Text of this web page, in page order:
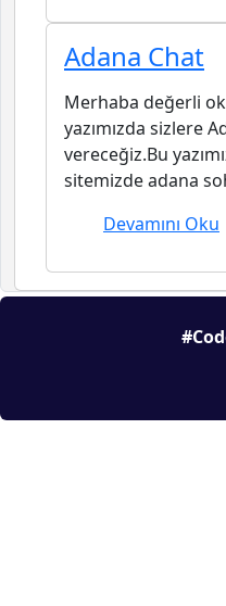
Adana Chat
Merhaba değerli
yazımızda sizlere
vereceğiz.Bu
sitemizde adana
Devamını Oku